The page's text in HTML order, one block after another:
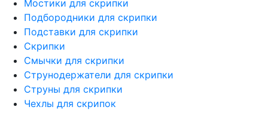
Мостики для скрипки
Подбородники для скрипки
Подставки для скрипки
Скрипки
Смычки для скрипки
Струнодержатели для скрипки
Струны для скрипки
Чехлы для скрипок